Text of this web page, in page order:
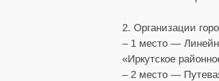
2. Организации
– 1 место —
«Иркутское
– 2 место —